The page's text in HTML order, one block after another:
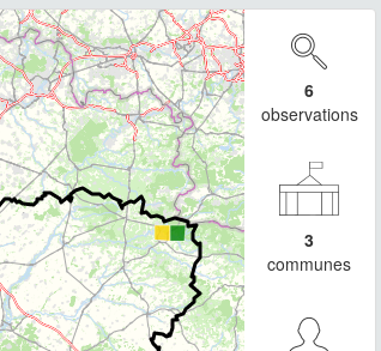
6
observations
3
communes